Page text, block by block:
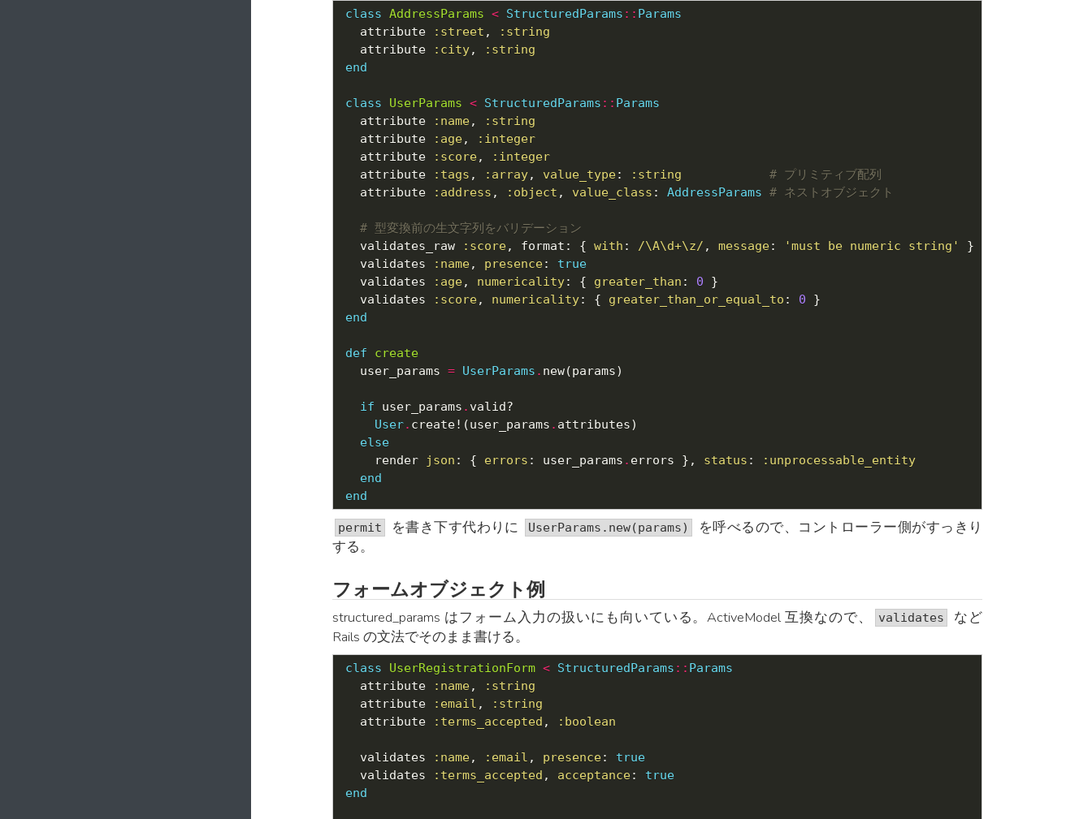
class AddressParams < StructuredParams :: Params
  attribute
:street ,
:string
  attribute
:city,
:string
end
class UserParams < StructuredParams :: Params
  attribute
:name,
:string
  attribute
:age,
:integer
  attribute
:score,
:integer
  attribute
:tags , :array, value_type: :string
# プリミティブ配列
  attribute
:address , :object , value_class : AddressParams # ネストオブジェクト
# 型変換前の生文字列をバリデーション
  validates_raw
:score, format: { with : /\A\d+\z/ , message: 'must be numeric string'
  validates
:name, presence: true
  validates
:age, numericality: { greater_than : 0
  validates
:score, numericality: { greater_than_or_equal_to : 0
end
def
create
  user_params
= UserParams .
if user_params .
User. create!(user_params .
else
    render
json : { errors : user_params . errors }, status :
:unprocessable_entity
end
end
permit を書き下す代わりに UserParams.new(params)
を呼べるので、コントローラー側がすっきり
する。
フォームオブジェクト例
structured_params はフォーム入力の扱いにも向いている。ActiveModel 互換なので、 validates
など
Rails の文法でそのまま書ける。
class UserRegistrationForm < StructuredParams :: Params
  attribute
:name,
:string
  attribute
:email ,
:string
  attribute
:terms_accepted , :boolean
  validates
:name, :email , presence: true
  validates
:terms_accepted , acceptance: true
end